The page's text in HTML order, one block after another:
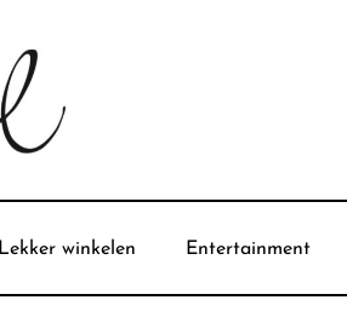
Lekker winkelen Entertainment